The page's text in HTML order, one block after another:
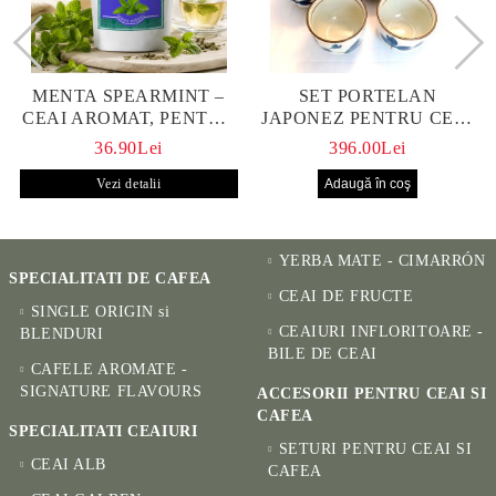
MENTA SPEARMINT –
CEAI AROMAT, PENTRU
CALM ȘI BENEFIC
36.90Lei
Vezi detalii
SET PORTELAN
JAPONEZ PENTRU CEAI
HANAKO, CEAINIC SI 4
396.00Lei
SPECIALITATI DE CAFEA
SINGLE ORIGIN si
BLENDURI
CAFELE AROMATE -
SIGNATURE FLAVOURS
SPECIALITATI CEAIURI
CEAI ALB
YERBA MATE - CIMARRÓN
CEAI DE FRUCTE
CEAIURI INFLORITOARE -
BILE DE CEAI
ACCESORII PENTRU CEAI SI
CAFEA
SETURI PENTRU CEAI SI
CAFEA